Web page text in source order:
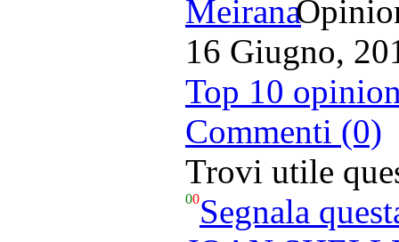
16 Giugno,
Top 10
Commenti (0)
Trovi utile
00Segnala